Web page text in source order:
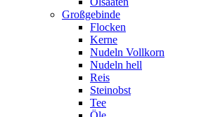
Großgebinde
Flocken
Kerne
Nudeln Vollkorn
Nudeln hell
Reis
Steinobst
Tee